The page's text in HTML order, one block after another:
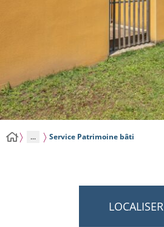
... Service Patrimoine bâti
LOCALISER